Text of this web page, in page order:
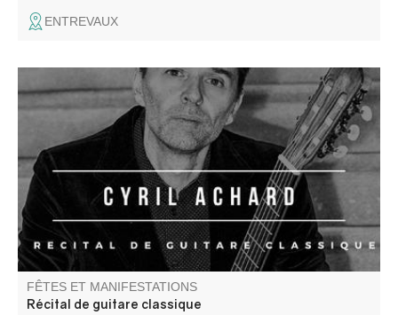
ENTREVAUX
Cyril Achard interprète des pièces pour luth par Jean-
Sébastien Bach, adaptation pour guitare.
FÊTES ET MANIFESTATIONS
Récital de guitare classique